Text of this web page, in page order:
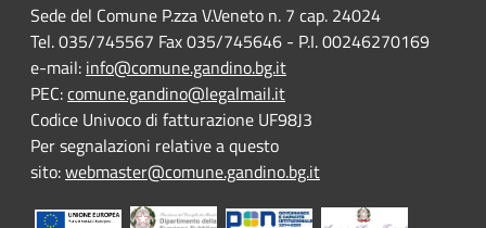
Sede del Comune P.zza V.Veneto n. 7 cap. 24024
Tel. 035/745567 Fax 035/745646 - P.I. 00246270169
e-mail: info@comune.gandino.bg.it
PEC:comune.gandino@legalmail.it
Codice Univoco di fatturazione UF98J3
Per segnalazioni relative a questo
sito:webmaster@comune.gandino.bg.it